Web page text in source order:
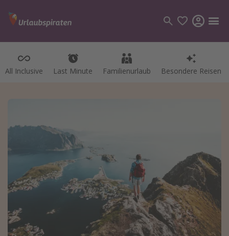
All Inclusive Last Minute Familienurlaub Besondere Reisen
Kategorien
Pauschalreisen
Reiseziele
Alle Reiseziele
Bodensee Urlaub
Gozo Urlaub